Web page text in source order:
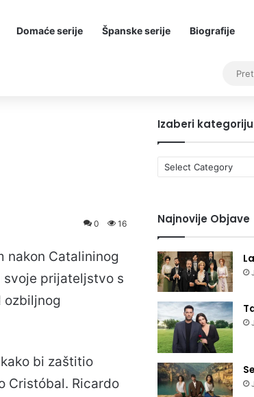
Domaće serije Španske serije Biografije
0 16
nakon Catalininog
svoje prijateljstvo s
ozbiljnog
bi zaštitio
Cristóbal. Ricardo
Izaberi kategoriju
Izaberi
kategoriju
Najnovije Objave